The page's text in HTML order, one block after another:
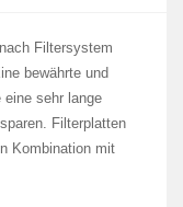
Filtersystem
bewährte und
sehr lange
Filterplatten
Kombination mit